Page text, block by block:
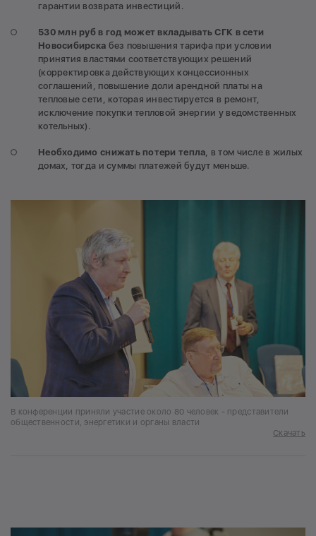
гарантии возврата инвестиций.
530 млн руб в год может вкладывать СГК в сети
Новосибирска без повышения тарифа при условии
принятия властями соответствующих решений
(корректировка действующих концессионных
соглашений, повышение доли арендной платы на
тепловые сети, которая инвестируется в ремонт,
исключение покупки тепловой энергии у ведомственных
котельных).
Необходимо снижать потери тепла, в том числе в жилых
домах, тогда и суммы платежей будут меньше.
В конференции приняли участие около 80 человек - представители
общественности, энергетики и органы власти
Скачать